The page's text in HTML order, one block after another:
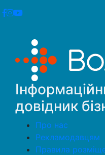
довідник
Про нас
Рекламодавцям
Правила